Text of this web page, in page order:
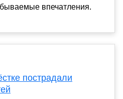
впечатления.
пострадали